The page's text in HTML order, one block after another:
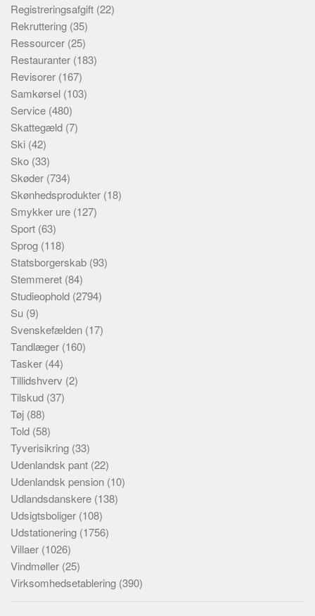
Registreringsafgift (22)
Rekruttering (35)
Ressourcer (25)
Restauranter (183)
Revisorer (167)
Samkørsel (103)
Service (480)
Skattegæld (7)
Ski (42)
Sko (33)
Skøder (734)
Skønhedsprodukter (18)
Smykker ure (127)
Sport (63)
Sprog (118)
Statsborgerskab (93)
Stemmeret (84)
Studieophold (2794)
Su (9)
Svenskefælden (17)
Tandlæger (160)
Tasker (44)
Tillidshverv (2)
Tilskud (37)
Tøj (88)
Told (58)
Tyverisikring (33)
Udenlandsk pant (22)
Udenlandsk pension (10)
Udlandsdanskere (138)
Udsigtsboliger (108)
Udstationering (1756)
Villaer (1026)
Vindmøller (25)
Virksomhedsetablering (390)